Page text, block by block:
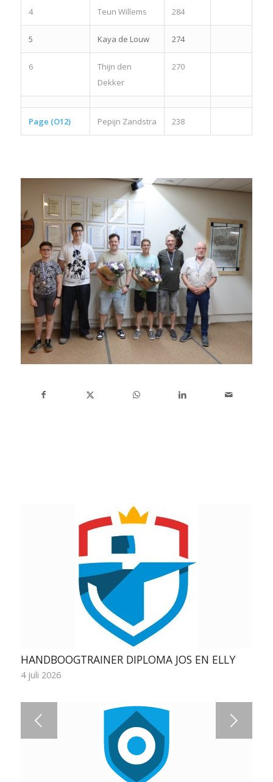
4 Teun Willems 284
5 Kaya de Louw 274
6
Thijn den
Dekker
270
Page (O12) Pepijn Zandstra 238
HANDBOOGTRAINER DIPLOMA JOS EN ELLY
4 juli 2026
Volgende